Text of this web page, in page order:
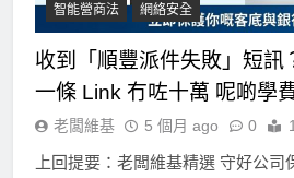
智能營商法 網絡安全
收到「順豐派件失敗」短訊
一條 Link 冇咗十萬 呢啲學
老闆維基 5 個月 ago 0
上回提要：老闆維基精選 守好公